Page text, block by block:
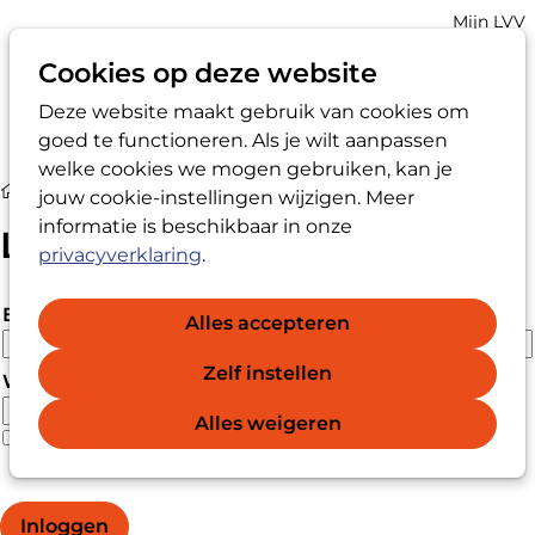
Cookies op deze website
Deze website maakt gebruik van cookies om
goed te functioneren. Als je wilt aanpassen
welke cookies we mogen gebruiken, kan je
jouw cookie-instellingen wijzigen. Meer
informatie is beschikbaar in onze
privacyverklaring.
Alles accepteren
Zelf instellen
Alles weigeren
Zoek
Account
Mijn LVV
Login
Login
E-mailadres
Wachtwoord
Wachtwoord weergeven
Wachtwoord vergeten?
Inloggen